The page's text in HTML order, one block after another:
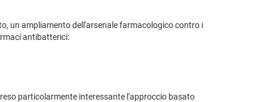
un ampliamento dell'arsenale farmacologico contro i
antibatterici:
particolarmente interessante l'approccio basato